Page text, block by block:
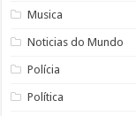
Musica
Noticias do Mundo
Polícia
Política